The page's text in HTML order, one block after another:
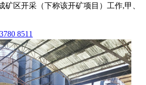
矿区开采（下称该开矿项目）工作,甲、
8511